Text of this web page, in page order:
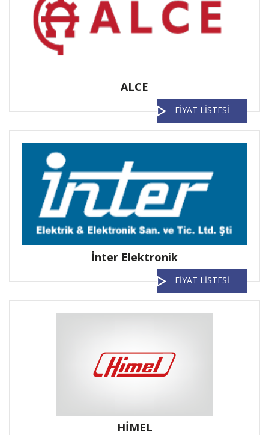
ALCE
FİYAT LİSTESİ
İnter Elektronik
FİYAT LİSTESİ
HİMEL